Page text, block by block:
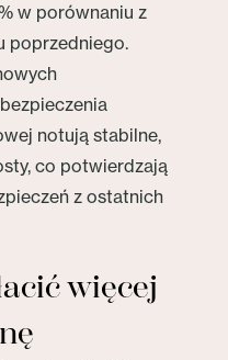
w porównaniu z
poprzedniego.
notują stabilne,
co potwierdzają
z ostatnich
więcej